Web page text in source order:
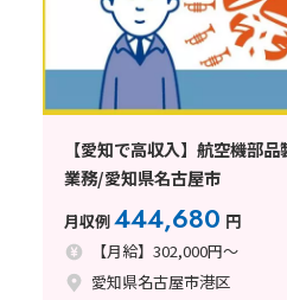
【愛知で高収入】航空機部
業務/愛知県名古屋市
月収例444,680 円
【月給】302,000円～
愛知県名古屋市港区